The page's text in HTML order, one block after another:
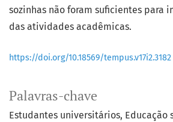
Palavras-chave
Estudantes universitários Educação
sozinhas não foram suficientes para
das atividades acadêmicas.
https://doi.org/10.18569/tempus.v17i2.3182